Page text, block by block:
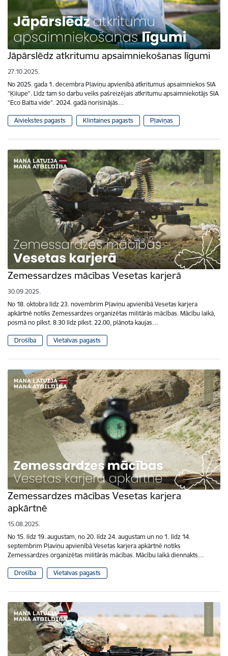
Jāpārslēdz atkritumu apsaimniekošanas līgumi
27.10.2025.
No 2025. gada 1. decembra Pļaviņu apvienībā atkritumus apsaimniekos SIA
“Ķilupe”. Līdz tam šo darbu veiks pašreizējais atkritumu apsaimniekotājs SIA
“Eco Baltia vide”. 2024. gadā norisinājās…
Aiviekstes pagasts Klintaines pagasts Pļaviņas
Zemessardzes mācības Vesetas karjerā
30.09.2025.
No 18. oktobra līdz 23. novembrim Pļaviņu apvienībā Vesetas karjera
apkārtnē notiks Zemessardzes organizētas militārās mācības. Mācību laikā,
posmā no plkst. 8.30 līdz plkst. 22.00, plānota kaujas…
Drošība Vietalvas pagasts
Zemessardzes mācības Vesetas karjera
apkārtnē
15.08.2025.
No 15. līdz 19. augustam, no 20. līdz 24. augustam un no 1. līdz 14.
septembrim Pļaviņu apvienībā Vesetas karjera apkārtnē notiks
Zemessardzes organizētas militārās mācības. Mācību laikā diennakts…
Drošība Vietalvas pagasts